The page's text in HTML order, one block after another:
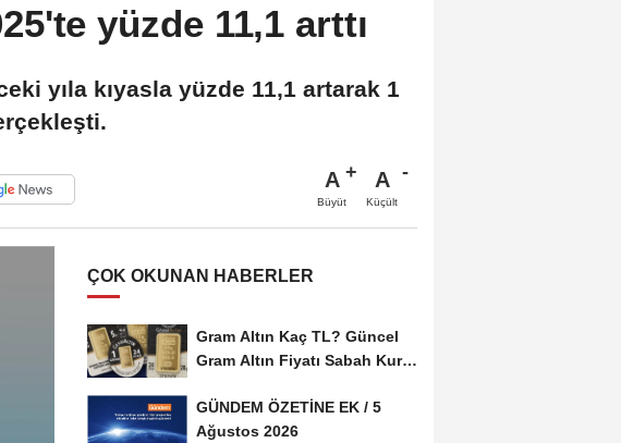
yüzde 11,1 arttı
yıla kıyasla yüzde 11,1 artarak 1
A
Büyüt
A
Küçült
ÇOK OKUNAN HABERLER
Gram Altın Kaç TL? Güncel
Gram Altın Fiyatı Sabah Kuru
GÜNDEM ÖZETİNE EK / 5
Ağustos 2026